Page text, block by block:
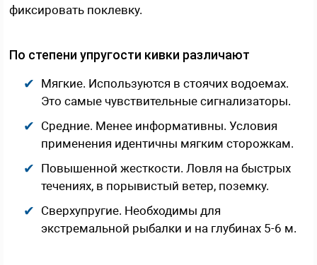
фиксировать поклевку.
По степени упругости кивки различают
Мягкие. Используются в стоячих водоемах.
Это самые чувствительные сигнализаторы.
Средние. Менее информативны. Условия
применения идентичны мягким сторожкам.
Повышенной жесткости. Ловля на быстрых
течениях, в порывистый ветер, поземку.
Сверхупругие. Необходимы для
экстремальной рыбалки и на глубинах 5-6 м.